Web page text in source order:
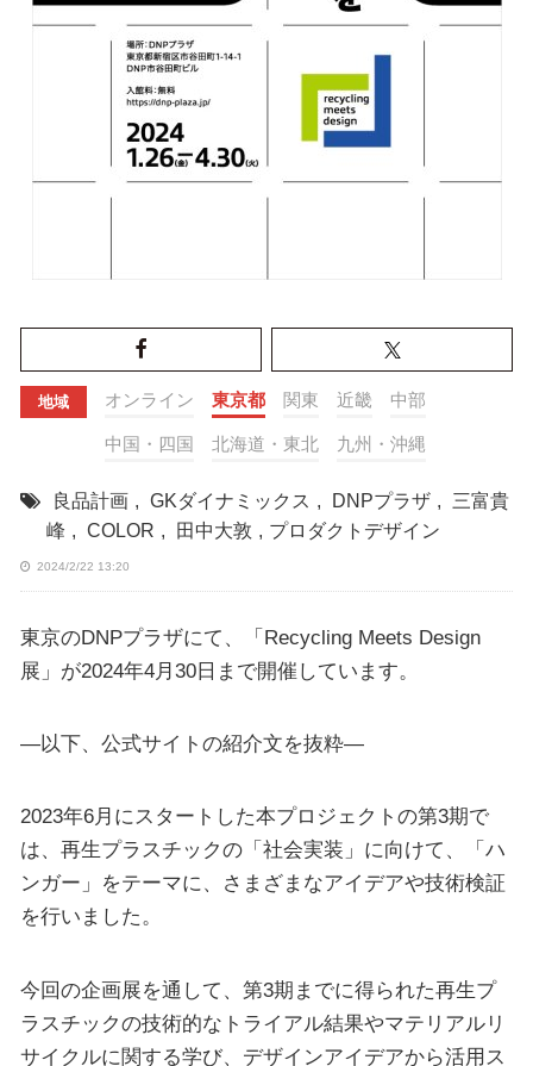
地域 オンライン 東京都 関東 近畿 中部
中国・四国 北海道・東北 九州・沖縄
良品計画 , GKダイナミックス , DNPプラザ ,
三富貴
峰 , COLOR , 田中大敦 , プロダクトデザイン
2024/2/22 13:20
東京のDNPプラザにて、「Recycling Meets Design
展」が2024年4月30日まで開催しています。
—以下、公式サイトの紹介文を抜粋—
2023年6月にスタートした本プロジェクトの第3期で
は、再生プラスチックの「社会実装」に向けて、「ハ
ンガー」をテーマに、さまざまなアイデアや技術検証
を行いました。
今回の企画展を通して、第3期までに得られた再生プ
ラスチックの技術的なトライアル結果やマテリアルリ
サイクルに関する学び、デザインアイデアから活用ス